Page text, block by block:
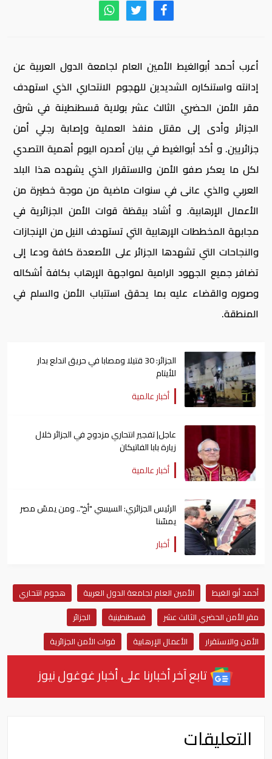
أعرب أحمد أبوالغيط الأمين العام لجامعة الدول العربية عن
إدانته واستنكاره الشديدين للهجوم الانتحاري الذي استهدف
مقر الأمن الحضري الثالث عشر بولاية قسطنطينة في شرق
الجزائر وأدى إلى مقتل منفذ العملية وإصابة رجلي أمن
جزائريين. و أكد أبوالغيط في بيان أصدره اليوم أهمية التصدي
لكل ما يعكر صفو الأمن والاستقرار الذي يشهده هذا البلد
العربي والذي عانى في سنوات ماضية من موجة خطيرة من
الأعمال الإرهابية. و أشاد بيقظة قوات الأمن الجزائرية في
مجابهة المخططات الإرهابية التي تستهدف النيل من الإنجازات
والنجاحات التي تشهدها الجزائر على الأصعدة كافة ودعا إلى
تضافر جميع الجهود الرامية لمواجهة الإرهاب بكافة أشكاله
وصوره والقضاء عليه بما يحقق استتباب الأمن والسلم في
المنطقة.
الجزائر: 30 قتيلا ومصابا في حريق اندلع بدار
للأيتام
أخبار عالمية
عاجل| تفجير انتحاري مزدوج في الجزائر خلال
زيارة بابا الفاتيكان
أخبار عالمية
الرئيس الجزائري: السيسي "أخ".. ومن يمسّ مصر
يمسّنا
أخبار
أحمد أبو الغيط الأمين العام لجامعة الدول العربية
هجوم انتحاري
مقر الأمن الحضري الثالث عشر
قسطنطينية
الجزائر
الأمن والاستقرار
الأعمال الإرهابية قوات الأمن الجزائرية
تابع آخر أخبارنا على أخبار غوغول نيوز
التعليقات